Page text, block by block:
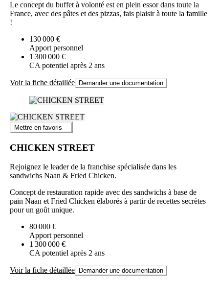
Le concept du buffet à volonté est en plein essor dans toute la
France, avec des pâtes et des pizzas, fais plaisir à toute la famille
!
130 000 €
Apport personnel
1 300 000 €
CA potentiel après 2 ans
Voir la fiche détaillée Demander une documentation
Mettre en favoris
CHICKEN STREET
Rejoignez le leader de la franchise spécialisée dans les
sandwichs Naan & Fried Chicken.
Concept de restauration rapide avec des sandwichs à base de
pain Naan et Fried Chicken élaborés à partir de recettes secrètes
pour un goût unique.
80 000 €
Apport personnel
1 300 000 €
CA potentiel après 2 ans
Voir la fiche détaillée Demander une documentation